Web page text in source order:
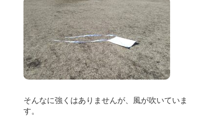
そんなに強くはありませんが、風が吹いていま
す。